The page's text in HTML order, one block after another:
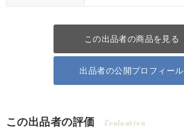
この出品者の商品を見る
出品者の公開プロフィール
この出品者の評価 Evaluation